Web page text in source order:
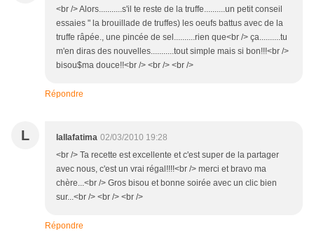
<br /> Alors...........s'il te reste de la truffe..........un petit conseil
essaies " la brouillade de truffes) les oeufs battus avec de la
truffe râpée., une pincée de sel..........rien que<br /> ça..........tu
m'en diras des nouvelles...........tout simple mais si bon!!!<br />
bisou$ma douce!!<br /> <br /> <br />
Répondre
L lallafatima 02/03/2010 19:28
<br /> Ta recette est excellente et c'est super de la partager
avec nous, c'est un vrai régal!!!!<br /> merci et bravo ma
chère...<br /> Gros bisou et bonne soirée avec un clic bien
sur...<br /> <br /> <br />
Répondre